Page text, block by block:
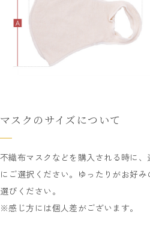
マスクのサイズについて
不織布マスクなどを購入される時に
にご選択ください。ゆったりがお好
選びください。
※感じ方には個人差がございます。